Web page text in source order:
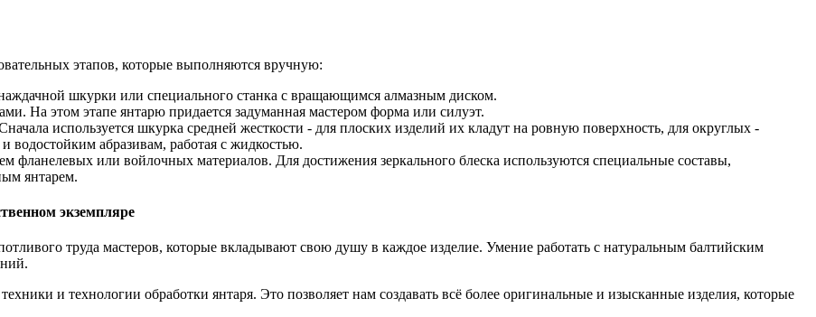
этапов, которые выполняются вручную:
шкурки или специального станка с вращающимся алмазным диском.
На этом этапе янтарю придается задуманная мастером форма или силуэт.
используется шкурка средней жесткости - для плоских изделий их кладут на ровную поверхность, для округлых -
водостойким абразивам, работая с жидкостью.
фланелевых или войлочных материалов. Для достижения зеркального блеска используются специальные составы,
янтарем.
экземпляре
труда мастеров, которые вкладывают свою душу в каждое изделие. Умение работать с натуральным балтийским
и технологии обработки янтаря. Это позволяет нам создавать всё более оригинальные и изысканные изделия, которые